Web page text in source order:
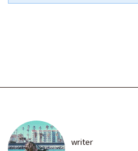
writer